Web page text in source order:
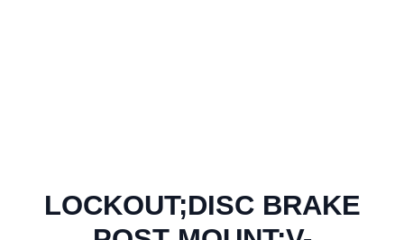
LOCKOUT;DISC BRAKE